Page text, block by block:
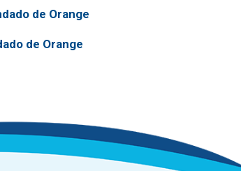
de Orange
de Orange